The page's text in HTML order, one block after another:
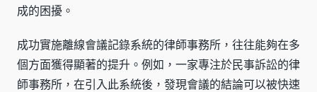
成的困擾。
成功實施離線會議記錄系統的律師事務所，往往能夠在多
個方面獲得顯著的提升。例如，一家專注於民事訴訟的律
師事務所，在引入此系統後，發現會議的結論可以被快速